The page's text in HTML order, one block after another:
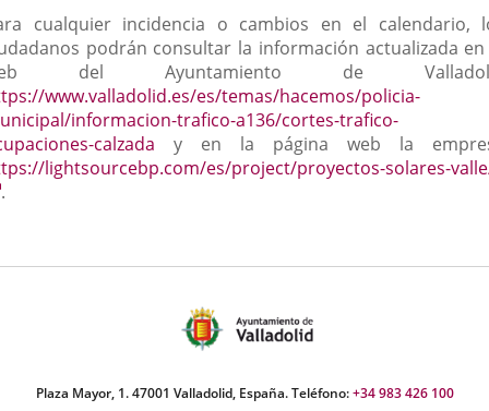
cualquier incidencia o cambios en el calendario,
podrán consultar la información actualizada
del Ayuntamiento de
www.valladolid.es/es/temas/hacemos/policia-
informacion-trafico-a136/cortes-trafico-
calzada y en la página web la
lightsourcebp.com/es/project/proyectos-solares-
Enlace
aplicación
.
Plaza Mayor, 1. 47001 Valladolid, España. Teléfono:+34 983 426 100